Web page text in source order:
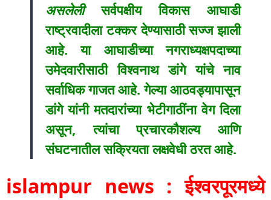
असलेलीसर्वपक्षीय विकास आघाडी
राष्ट्रवादीला टक्कर देण्यासाठी सज्ज झाली
आहे. या आघाडीच्या नगराध्यक्षपदाच्या
उमेदवारीसाठी विश्वनाथ डांगे यांचे नाव
सर्वाधिक गाजत आहे. गेल्या आठवड्यापासून
डांगे यांनी मतदारांच्या भेटीगाठींना वेग दिला
असून, त्यांचा प्रचारकौशल्य आणि
संघटनातील सक्रियता लक्षवेधी ठरत आहे.
islampur news : ईश्वरपूरमध्ये